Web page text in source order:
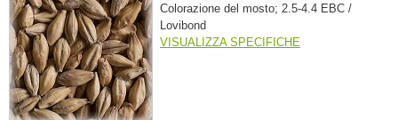
Colorazione del mosto; 2.5-4.4 EBC /
Lovibond
VISUALIZZA SPECIFICHE